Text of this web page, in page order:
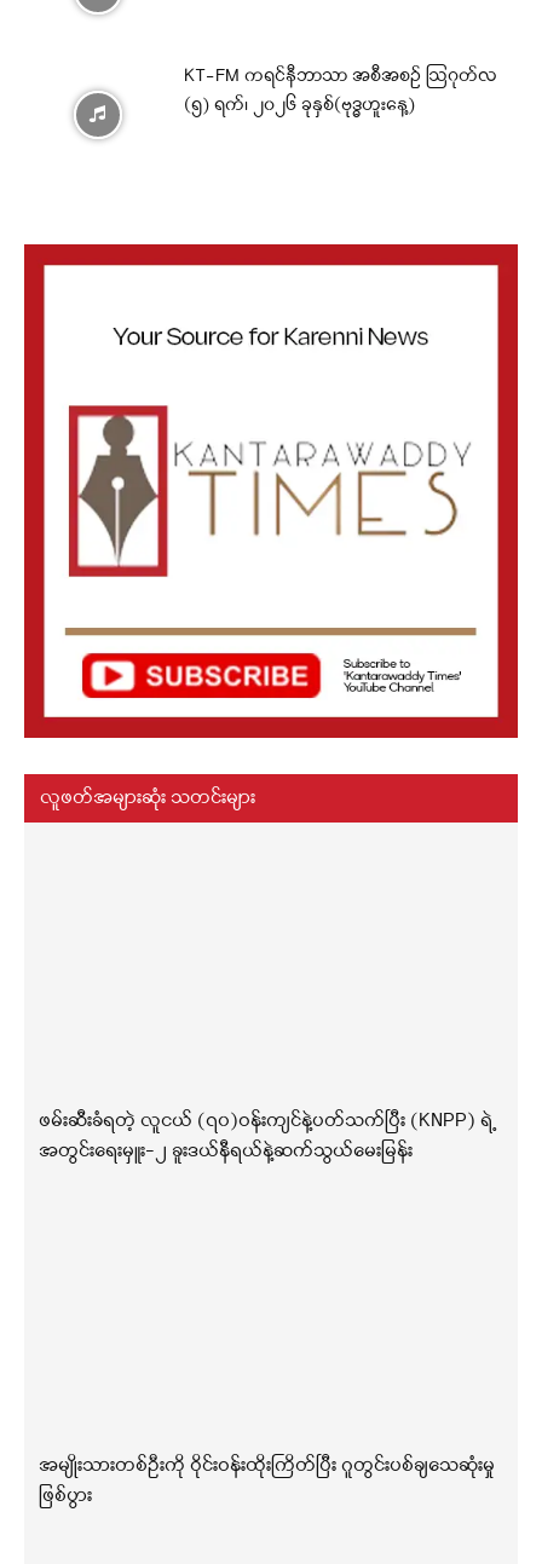
KT-FM ကရင်နီဘာသာ အစီအစဉ် ဩဂုတ်လ
(၅) ရက်၊ ၂၀၂၆ ခုနှစ်(ဗုဒ္ဓဟူးနေ့)
လူဖတ်အများဆုံး သတင်းများ
ဖမ်းဆီးခံရတဲ့ လူငယ် (၇၀)ဝန်းကျင်နဲ့ပတ်သက်ပြီး (KNPP) ရဲ့
အတွင်းရေးမှူး-၂ ခူးဒယ်နီရယ်နဲ့ဆက်သွယ်မေးမြန်း
အမျိုးသားတစ်ဦးကို ဝိုင်းဝန်းထိုးကြိတ်ပြီး ဂူတွင်းပစ်ချသေဆုံးမှု
ဖြစ်ပွား